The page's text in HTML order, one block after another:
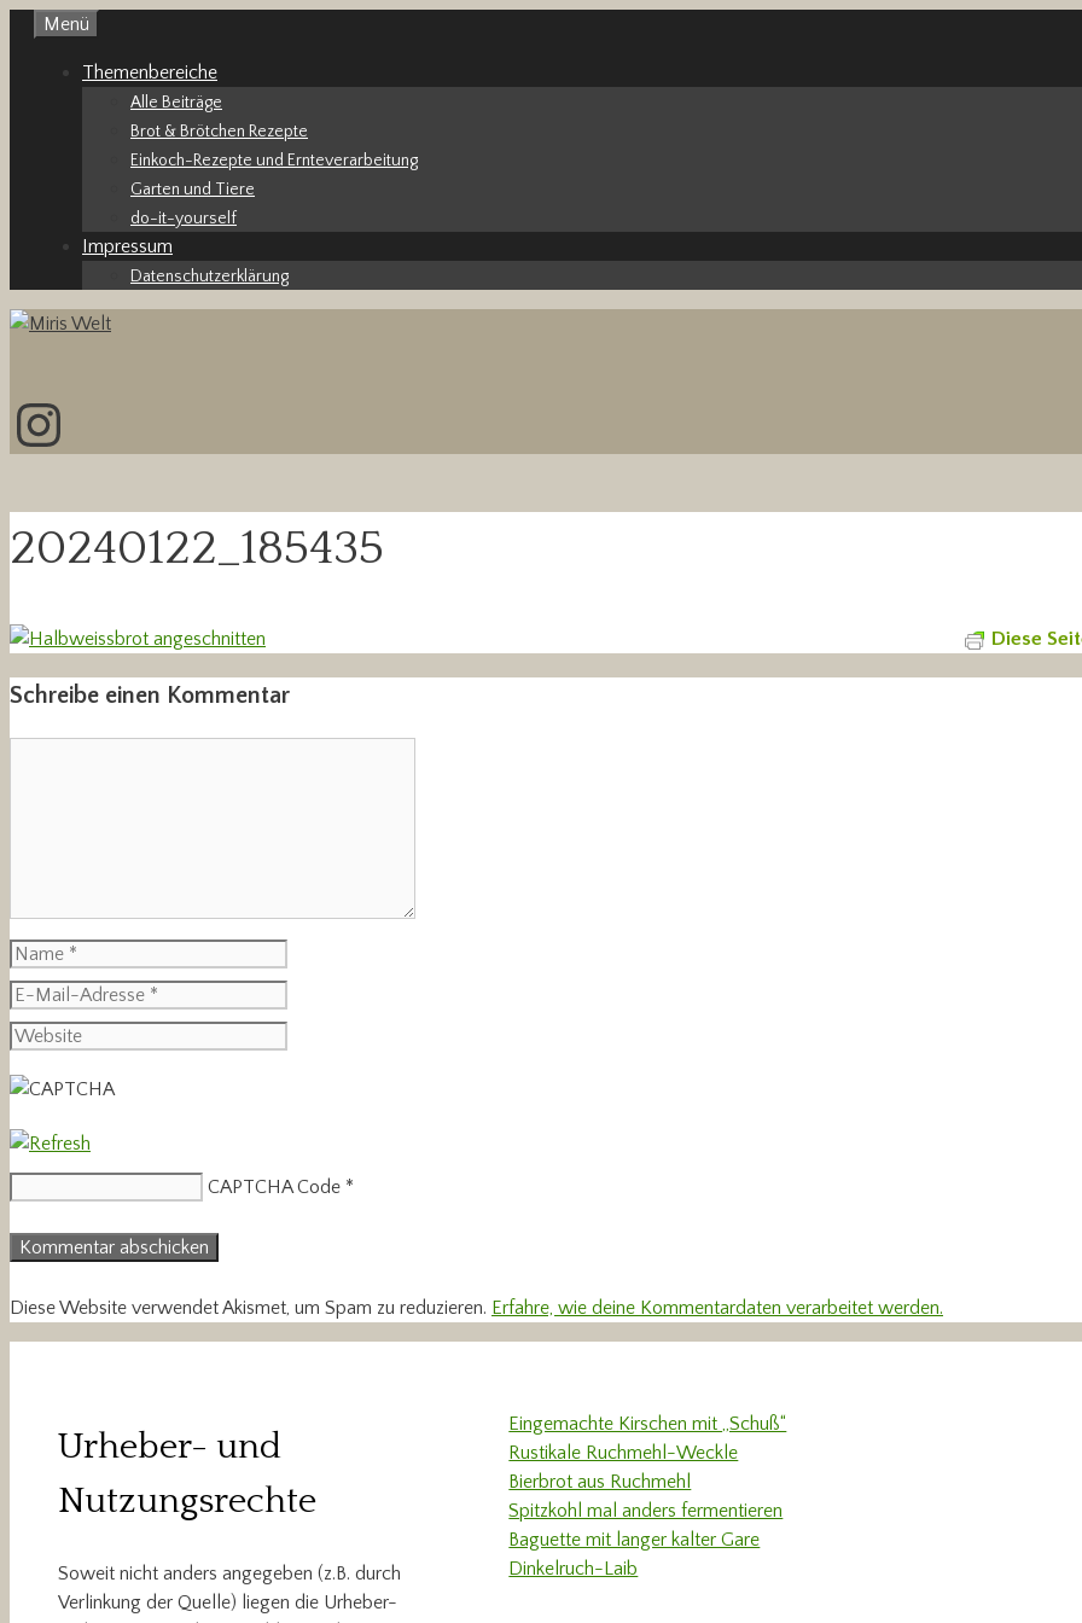
springen
Menü
Themenbereiche
Alle Beiträge
Brot & Brötchen Rezepte
Einkoch-Rezepte und Ernteverarbeitung
Garten und Tiere
do-it-yourself
Impressum
Datenschutzerklärung
Instagram
20240122_185435
Diese
Schreibe einen Kommentar
Name
E-
Mail-
Adresse
Website
CAPTCHA Code *
Diese Website verwendet Akismet, um Spam zu reduzieren. Erfahre, wie deine Kommentardaten verarbeitet werden.
Urheber- und
Nutzungsrechte
Soweit nicht anders angegeben (z.B. durch
Verlinkung der Quelle) liegen die Urheber-
Eingemachte Kirschen mit „Schuß“
Rustikale Ruchmehl-Weckle
Bierbrot aus Ruchmehl
Spitzkohl mal anders fermentieren
Baguette mit langer kalter Gare
Dinkelruch-Laib